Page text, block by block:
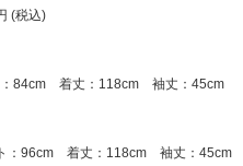
(税込)
84cm 着丈：118cm 袖丈：45cm
：96cm 着丈：118cm 袖丈：45cm